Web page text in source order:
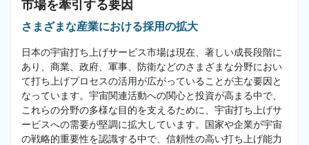
市場を牽引する要因
さまざまな産業における採用の拡大
日本の宇宙打ち上げサービス市場は現在、著しい成長段階に
あり、商業、政府、軍事、防衛などのさまざまな分野におい
て打ち上げプロセスの活用が広がっていることが主な要因と
なっています。宇宙関連活動への関心と投資が高まる中で、
これらの分野の多様な目的を支えるために、宇宙打ち上げサ
ービスへの需要が堅調に拡大しています。国家や企業が宇宙
の戦略的重要性を認識する中で、信頼性の高い打ち上げ能力